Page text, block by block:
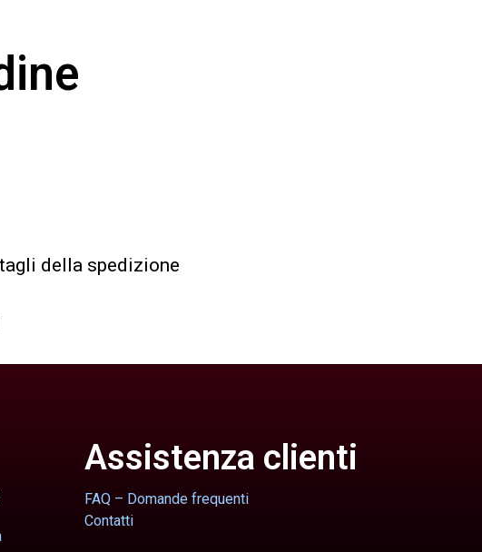
della spedizione
Assistenza clienti
FAQ – Domande frequenti
Contatti